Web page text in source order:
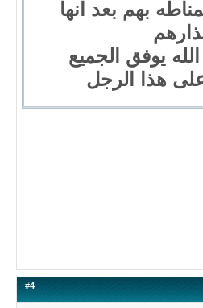
بهم بعد انها
يوفق الجميع
هذا الرجل
#4